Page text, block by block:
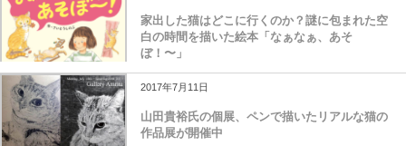
家出した猫はどこに行くのか？謎に包まれた空
白の時間を描いた絵本「なぁなぁ、あそ
ぼ！〜」
2017年7月11日
山田貴裕氏の個展、ペンで描いたリアルな猫の
作品展が開催中